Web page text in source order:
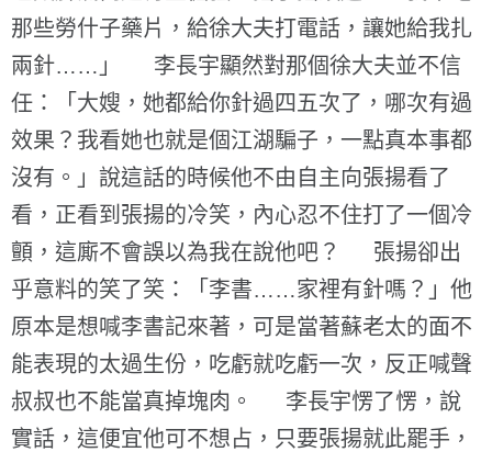
那些勞什子藥片，給徐大夫打電話，讓她給我扎
兩針……」 李長宇顯然對那個徐大夫並不信
任：「大嫂，她都給你針過四五次了，哪次有過
效果？我看她也就是個江湖騙子，一點真本事都
沒有。」說這話的時候他不由自主向張揚看了
看，正看到張揚的冷笑，內心忍不住打了一個冷
顫，這廝不會誤以為我在說他吧？ 張揚卻出
乎意料的笑了笑：「李書……家裡有針嗎？」他
原本是想喊李書記來著，可是當著蘇老太的面不
能表現的太過生份，吃虧就吃虧一次，反正喊聲
叔叔也不能當真掉塊肉。 李長宇愣了愣，說
實話，這便宜他可不想占，只要張揚就此罷手，